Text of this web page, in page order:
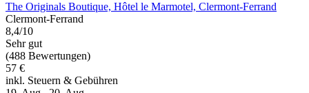
The Originals Boutique, Hôtel le Marmotel, Clermont-Ferrand
Clermont-Ferrand
8,4/10
Sehr gut
(488 Bewertungen)
57 €
inkl. Steuern & Gebühren